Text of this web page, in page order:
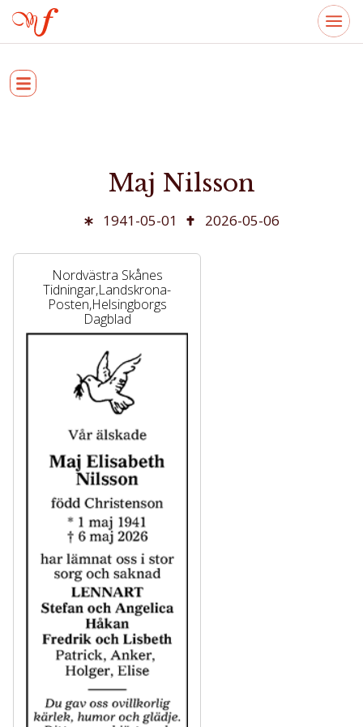
Maj Nilsson
1941-05-01 2026-05-06
Nordvästra Skånes
Tidningar,Landskrona-
Posten,Helsingborgs
Dagblad